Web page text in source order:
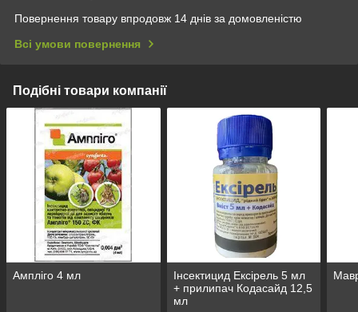
Повернення товару впродовж 14 днів за домовленістю
Всі умови повернення
Подібні товари компанії
Ампліго 4 мл
Інсектицид Ексірель 5 мл
+ прилипач Кодасайд 12,5
мл